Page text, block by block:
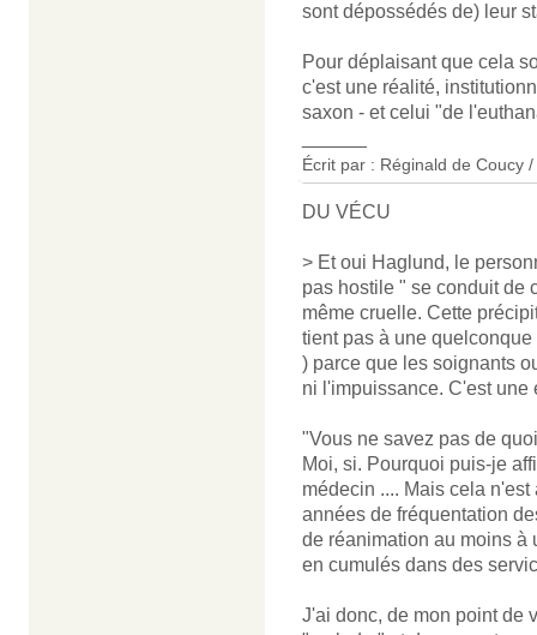
sont dépossédés de) leur
Pour déplaisant que cela
c'est une réalité,
saxon - et celui "de
Écrit par : Réginald de Coucy
DU VÉCU
> Et oui Haglund, le
pas hostile " se conduit de
même cruelle. Cette
tient pas à une
) parce que les soignants
ni l'impuissance. C'est une
"Vous ne savez pas de
Moi, si. Pourquoi puis-je
médecin .... Mais cela
années de fréquentation
de réanimation au moins à
en cumulés dans des
J'ai donc, de mon point de